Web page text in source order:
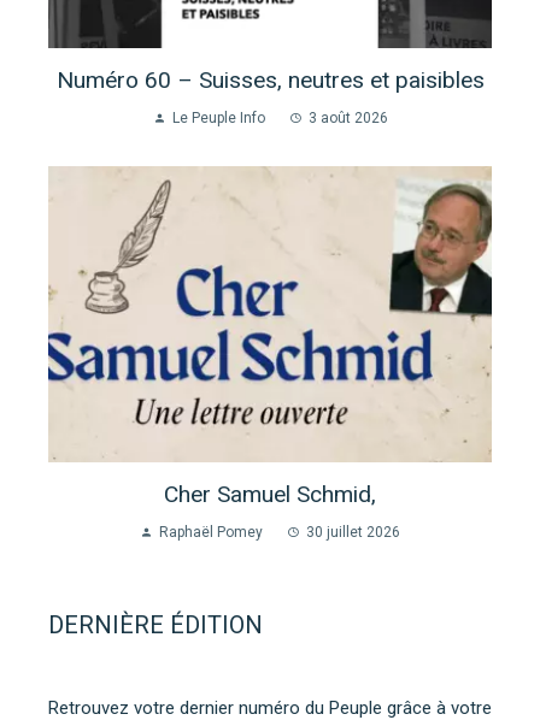
Numéro 60 – Suisses, neutres et paisibles
Le Peuple Info 3 août 2026
Cher Samuel Schmid,
Raphaël Pomey 30 juillet 2026
DERNIÈRE ÉDITION
Retrouvez votre dernier numéro du Peuple grâce à votre